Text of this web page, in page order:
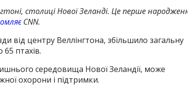
столиці Нової Зеланді. Це перше
CNN.
від центру Веллінгтона, збільшило загальну
65 птахів.
середовища Нової Зеландії, може
охорони і підтримки.